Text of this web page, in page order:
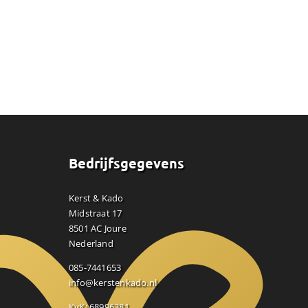
Bedrijfsgegevens
Kerst & Kado
Midstraat 17
8501 AC Joure
Nederland
085-7441653
info@kerstenkado.nl